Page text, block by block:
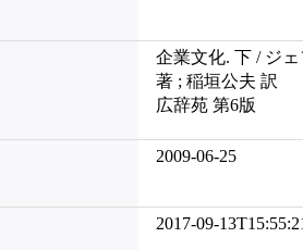
企業文化. 下 / ジ
著 ; 稲垣公夫 訳
広辞苑 第6版
2009-06-25
2017-09-